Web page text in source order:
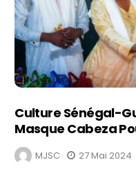
Culture Sénégal-
Masque Cabeza
MJSC 27 Mai 2024